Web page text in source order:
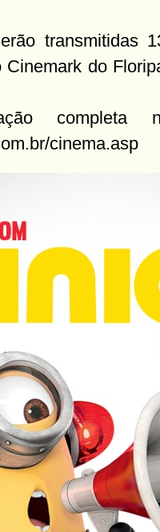
transmitidas
Cinemark do
cinema.asp